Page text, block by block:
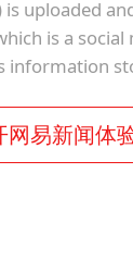
is uploaded
is a
information
网易新闻体